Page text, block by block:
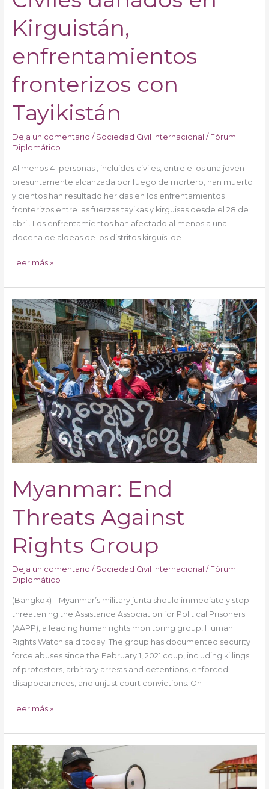
Kirguistán,
enfrentamientos
fronterizos con
Tayikistán
Deja un comentario / Sociedad Civil Internacional / Fórum
Diplomático
Al menos 41 personas , incluidos civiles, entre ellos una joven
presuntamente alcanzada por fuego de mortero, han muerto
y cientos han resultado heridas en los enfrentamientos
fronterizos entre las fuerzas tayikas y kirguisas desde el 28 de
abril. Los enfrentamientos han afectado al menos a una
docena de aldeas de los distritos kirguís. de
Leer más »
Myanmar: End
Threats Against
Rights Group
Deja un comentario / Sociedad Civil Internacional / Fórum
Diplomático
(Bangkok) – Myanmar’s military junta should immediately stop
threatening the Assistance Association for Political Prisoners
(AAPP), a leading human rights monitoring group, Human
Rights Watch said today. The group has documented security
force abuses since the February 1, 2021 coup, including killings
of protesters, arbitrary arrests and detentions, enforced
disappearances, and unjust court convictions. On
Myanmar:
End
Threats
Against
Rights
Group
Leer más »
Chad:
oficina
de